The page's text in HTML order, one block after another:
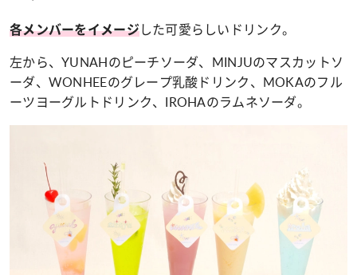
各メンバーをイメージした可愛らしいドリンク。
左から、YUNAHのピーチソーダ、MINJUのマスカットソ
ーダ、WONHEEのグレープ乳酸ドリンク、MOKAのフル
ーツヨーグルトドリンク、IROHAのラムネソーダ。